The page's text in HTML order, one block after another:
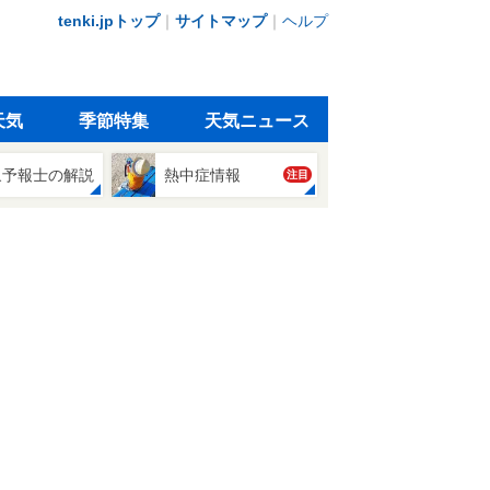
tenki.jpトップ｜ サイトマップ｜ ヘルプ
気 季節特集 天気ニュース
報士の解説 熱中症情報 注目